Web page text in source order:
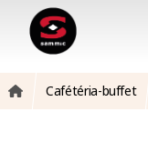
Cafétéria-buffet